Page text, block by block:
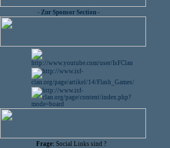
- Zur Sponsor Section -
Frage: Social Links sind ?